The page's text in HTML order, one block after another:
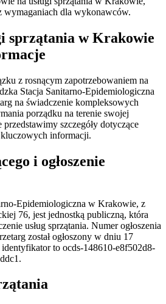
wymaganiach dla wykonawców.
sprzątania w Krakowie
z rosnącym zapotrzebowaniem na
Stacja Sanitarno-Epidemiologiczna
na świadczenie kompleksowych
porządku na terenie swojej
szczegóły dotyczące
informacji.
i ogłoszenie
Epidemiologiczna w Krakowie, z
76, jest jednostką publiczną, która
usług sprzątania. Numer ogłoszenia
został ogłoszony w dniu 17
to ocds-148610-e8f502d8-